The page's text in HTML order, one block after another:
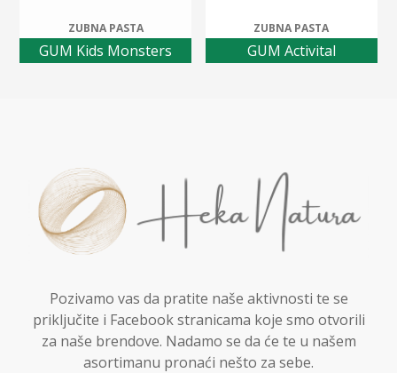
ZUBNA PASTA
GUM Kids Monsters
ZUBNA PASTA
GUM Activital
Pozivamo vas da pratite naše aktivnosti te se
priključite i Facebook stranicama koje smo otvorili
za naše brendove. Nadamo se da će te u našem
asortimanu pronaći nešto za sebe.